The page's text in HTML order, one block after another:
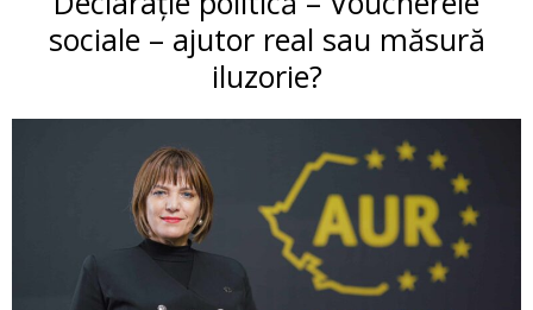
sociale – ajutor real sau măsură
iluzorie?